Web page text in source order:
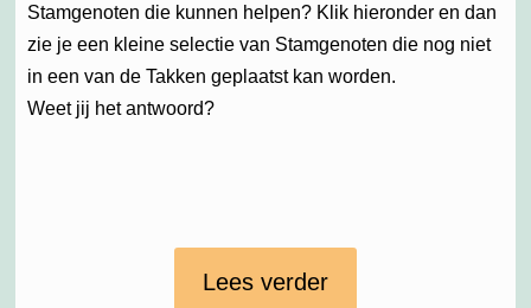
Stamgenoten die kunnen helpen? Klik hieronder en dan
zie je een kleine selectie van Stamgenoten die nog niet
in een van de Takken geplaatst kan worden.
Weet jij het antwoord?
Lees verder